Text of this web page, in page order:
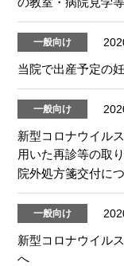
一般向け
当院で出産予定の
一般向け
新型コロナウイル
用いた再診等の取
院外処方箋交付に
一般向け
新型コロナウイル
へ